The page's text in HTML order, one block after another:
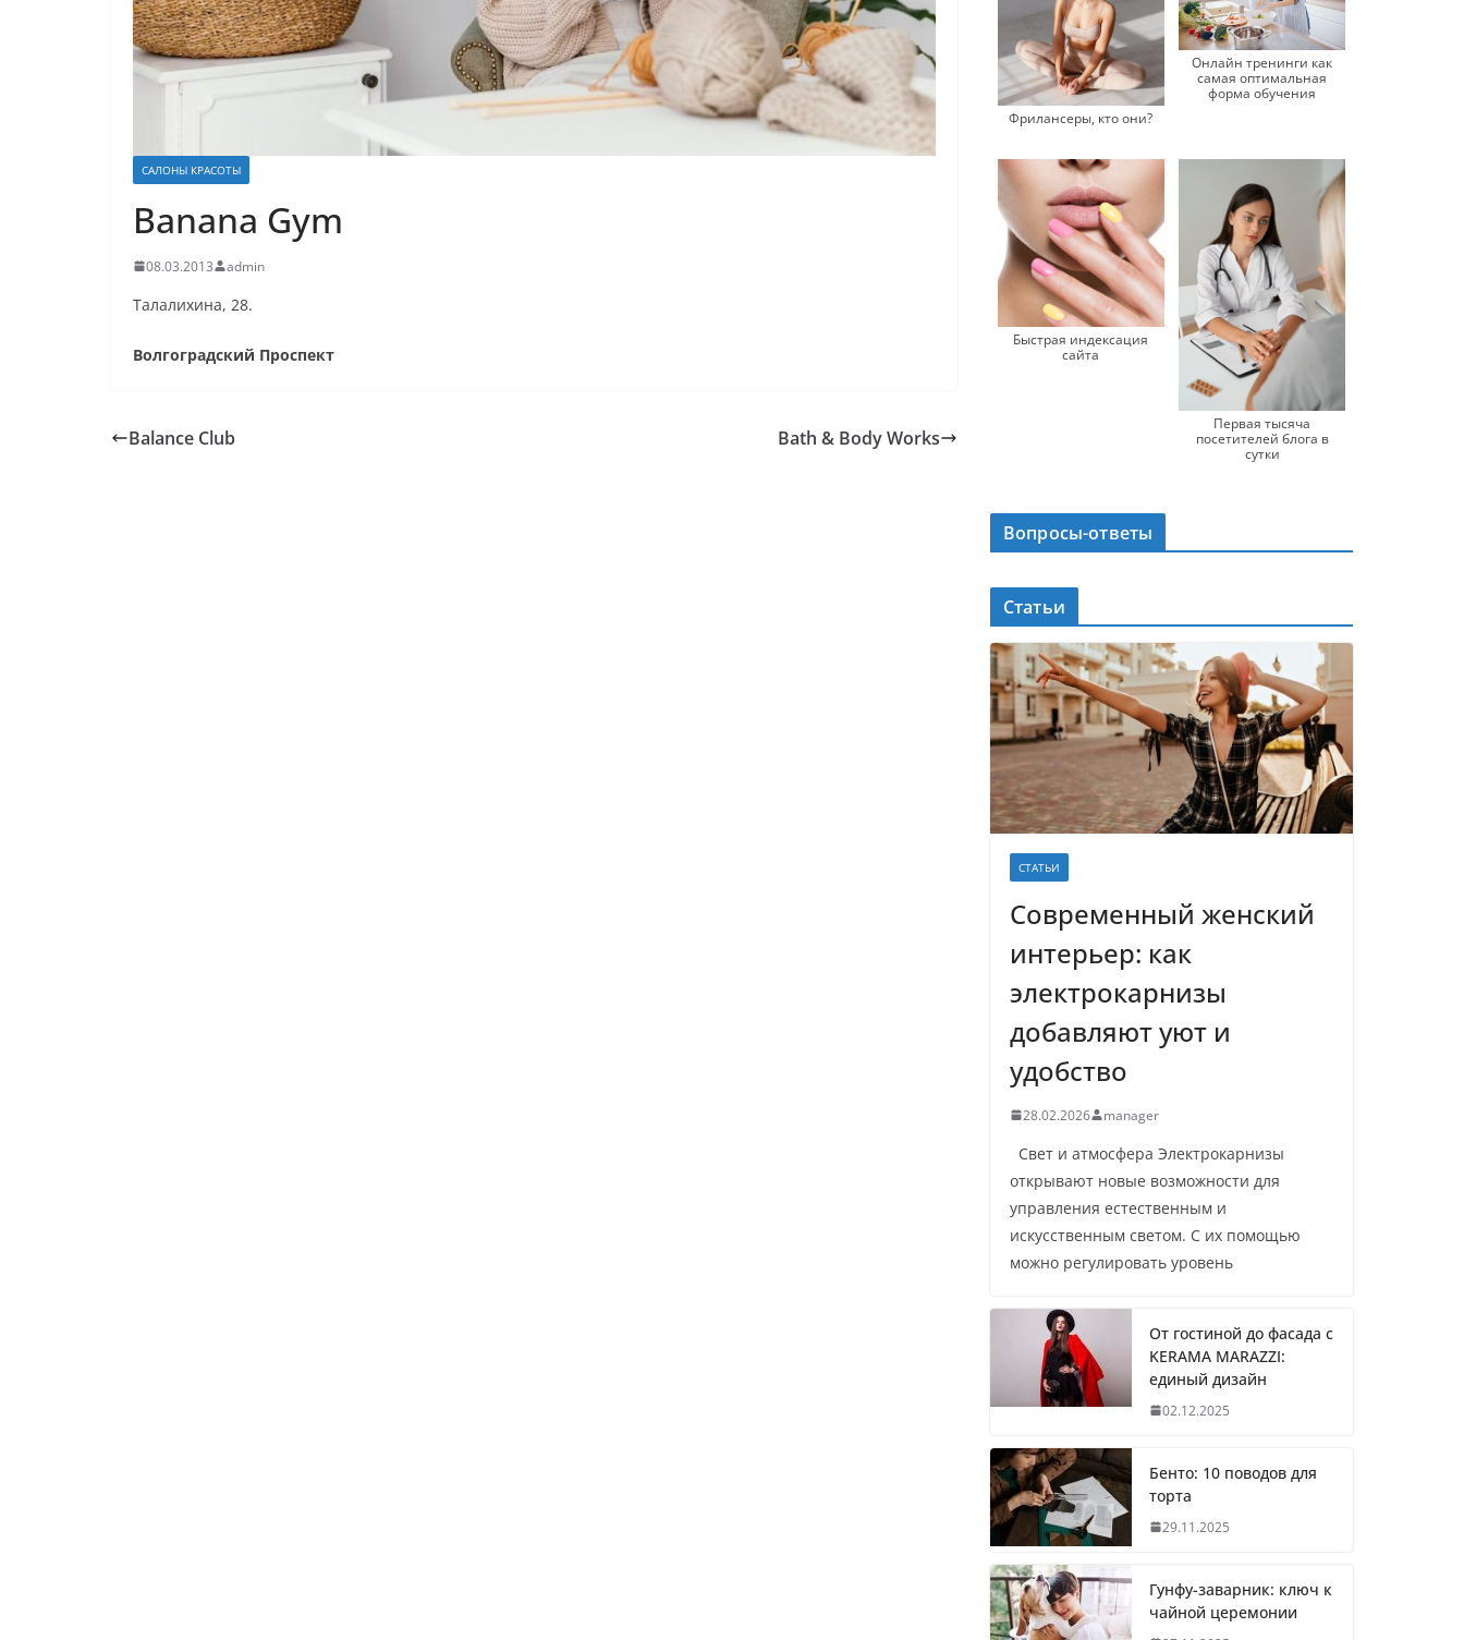
САЛОНЫ КРАСОТЫ
Banana Gym
08.03.2013 admin
Талалихина, 28.
Волгоградский Проспект
Balance Club Bath & Body Works
Фрилансеры, кто они?
Онлайн тренинги как
самая оптимальная
форма обучения
Быстрая индексация
сайта
Первая тысяча
посетителей блога в
сутки
Вопросы-ответы
Статьи
СТАТЬИ
Современный женский
интерьер: как
электрокарнизы
добавляют уют и
удобство
28.02.2026 manager
Свет и атмосфера Электрокарнизы
открывают новые возможности для
управления естественным и
искусственным светом. С их помощью
можно регулировать уровень
От гостиной до фасада с
KERAMA MARAZZI:
единый дизайн
02.12.2025
Бенто: 10 поводов для
торта
29.11.2025
Гунфу-заварник: ключ к
чайной церемонии